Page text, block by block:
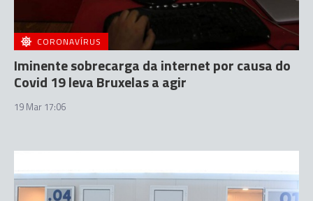
CORONAVÍRUS
Iminente sobrecarga da internet por causa do
Covid 19 leva Bruxelas a agir
19 Mar 17:06